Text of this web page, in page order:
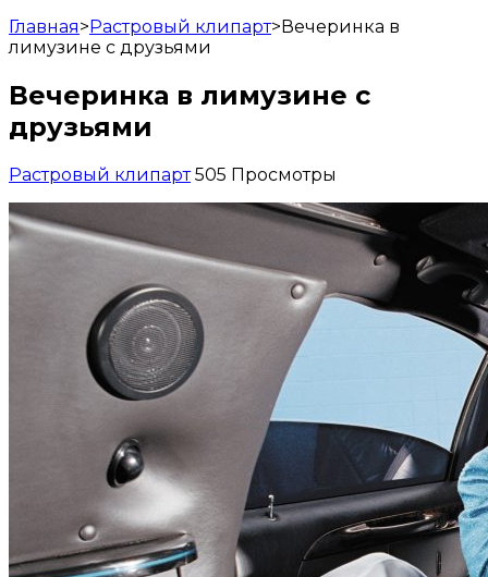
Главная>Растровый клипарт>Вечеринка в
лимузине с друзьями
Вечеринка в лимузине с
друзьями
Растровый клипарт 505 Просмотры